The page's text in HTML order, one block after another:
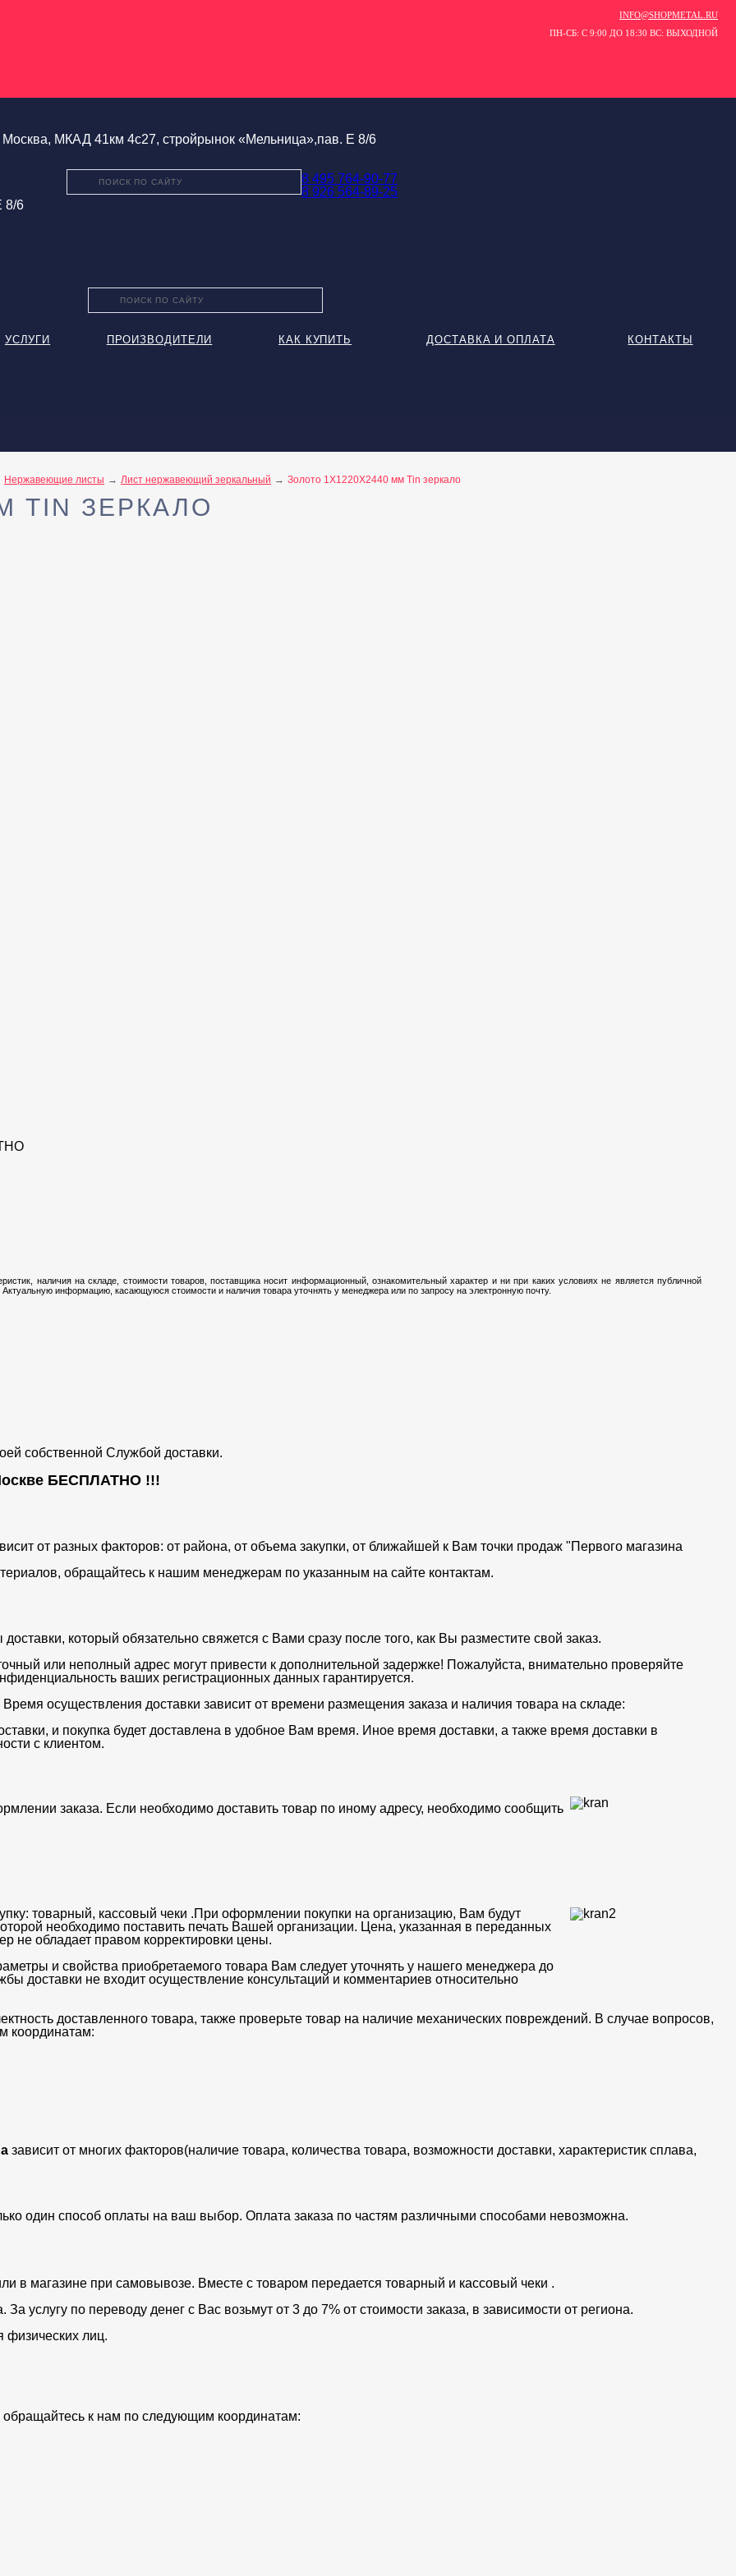
INFO@SHOPMETAL.RU
ПН-СБ: С 9:00 ДО 18:30 ВС: ВЫХОДНОЙ
Москва, МКАД 41км 4с27, стройрынок «Мельница»,пав. Е 8/6
8 495 764-90-77
8 926 564-89-25
8/6
УСЛУГИ ПРОИЗВОДИТЕЛИ КАК КУПИТЬ ДОСТАВКА И ОПЛАТА КОНТАКТЫ
Нержавеющие листы Лист нержавеющий зеркальный Золото 1Х1220Х2440 мм Tin зеркало
TIN ЗЕРКАЛО
наличия на складе, стоимости товаров, поставщика носит информационный, ознакомительный характер и ни при каких условиях не является публичной
информацию, касающуюся стоимости и наличия товара уточнять у менеджера или по запросу на электронную почту.
собственной Службой доставки.
БЕСПЛАТНО !!!
от разных факторов: от района, от объема закупки, от ближайшей к Вам точки продаж "Первого магазина
обращайтесь к нашим менеджерам по указанным на сайте контактам.
который обязательно свяжется с Вами сразу после того, как Вы разместите свой заказ.
или неполный адрес могут привести к дополнительной задержке! Пожалуйста, внимательно проверяйте
ваших регистрационных данных гарантируется.
осуществления доставки зависит от времени размещения заказа и наличия товара на складе:
и покупка будет доставлена в удобное Вам время. Иное время доставки, а также время доставки в
с клиентом.
заказа. Если необходимо доставить товар по иному адресу, необходимо сообщить
товарный, кассовый чеки .При оформлении покупки на организацию, Вам будут
необходимо поставить печать Вашей организации. Цена, указанная в переданных
не обладает правом корректировки цены.
и свойства приобретаемого товара Вам следует уточнять у нашего менеджера до
доставки не входит осуществление консультаций и комментариев относительно
доставленного товара, также проверьте товар на наличие механических повреждений. В случае вопросов,
координатам:
зависит от многих факторов(наличие товара, количества товара, возможности доставки, характеристик сплава,
один способ оплаты на ваш выбор. Оплата заказа по частям различными способами невозможна.
в магазине при самовывозе. Вместе с товаром передается товарный и кассовый чеки .
услугу по переводу денег с Вас возьмут от 3 до 7% от стоимости заказа, в зависимости от региона.
физических лиц.
обращайтесь к нам по следующим координатам: